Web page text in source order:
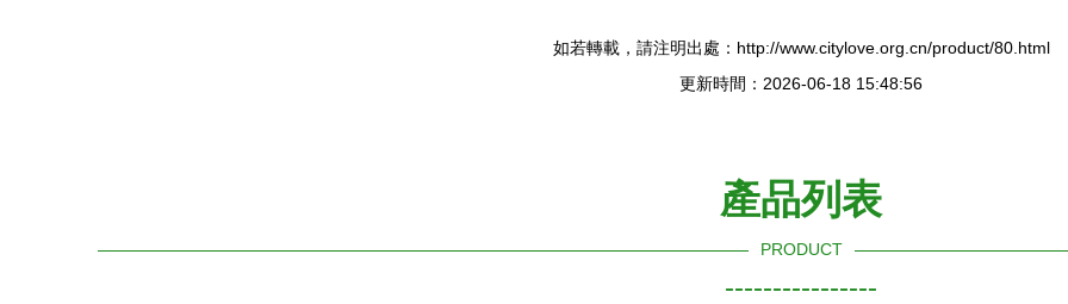
如若轉載，請注明出處：http://www.citylove.org.cn/product/80.html
更新時間：2026-06-18 15:48:56
產品列表
PRODUCT
----------------